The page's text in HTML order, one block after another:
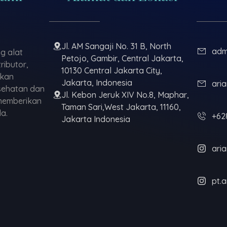
alat
dan
Jl. AM Sangaji No. 31 B, North
Petojo, Gambir, Central Jakarta,
10130 Central Jakarta City,
Jakarta, Indonesia
Jl. Kebon Jeruk XIV No.8, Maphar,
Taman Sari,West Jakarta, 11160,
Jakarta Indonesia